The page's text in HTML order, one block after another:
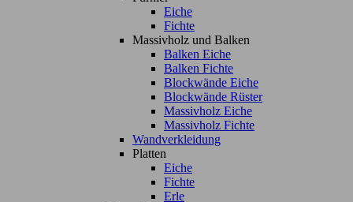
Eiche
Fichte
Massivholz und Balken
Balken Eiche
Balken Fichte
Blockwände Eiche
Blockwände Rüster
Massivholz Eiche
Massivholz Fichte
Wandverkleidung
Platten
Eiche
Fichte
Erle